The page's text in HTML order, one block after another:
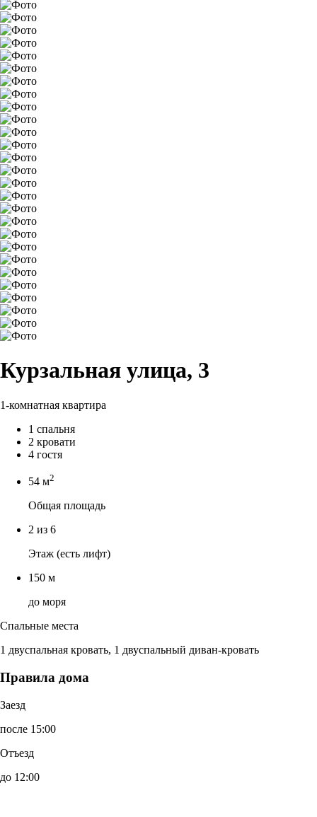
Курзальная улица, 3
1-комнатная квартира
1 спальня
2 кровати
4 гостя
54 м2
Общая площадь
2 из 6
Этаж (есть лифт)
150 м
до моря
Спальные места
1 двуспальная кровать, 1 двуспальный диван-кровать
Правила дома
Заезд
после 15:00
Отъезд
до 12:00